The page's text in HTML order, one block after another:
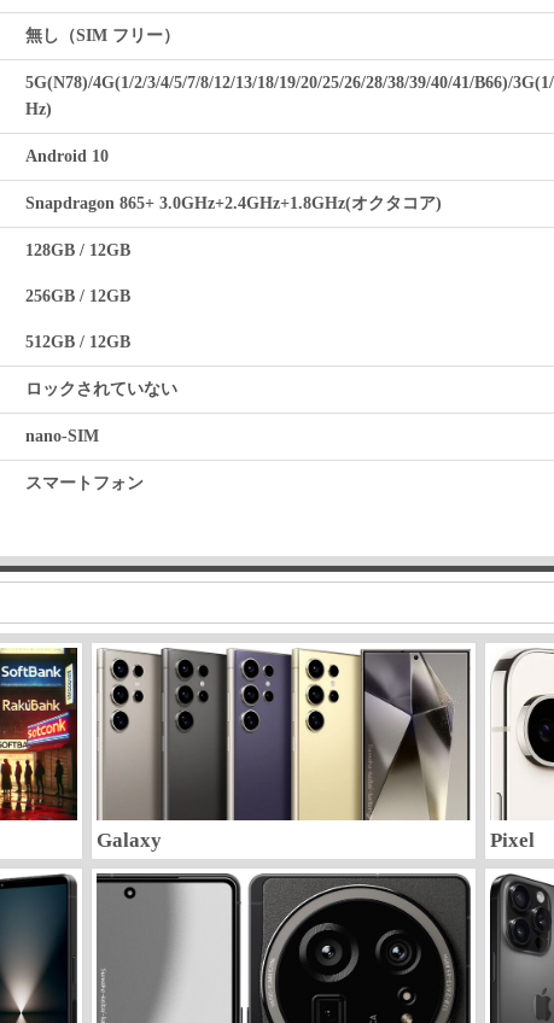
無し（SIM フリー）
5G(N78)/4G(1/2/3/4/5/7/8/12/13/18/19/20/25/26/28/38/39/40/41/B66)/
Hz)
Android 10
Snapdragon 865+ 3.0GHz+2.4GHz+1.8GHz(オクタコア)
128GB / 12GB
256GB / 12GB
512GB / 12GB
ロックされていない
nano-SIM
スマートフォン
Galaxy Pixel